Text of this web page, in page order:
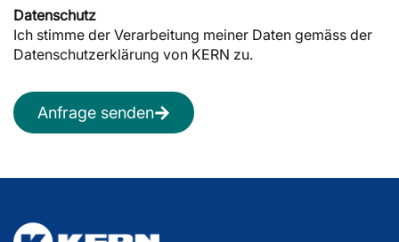
Datenschutz
Ich stimme der Verarbeitung meiner Daten gemäss der
Datenschutzerklärung von KERN zu.
Anfrage senden